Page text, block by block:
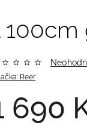
Reer
690